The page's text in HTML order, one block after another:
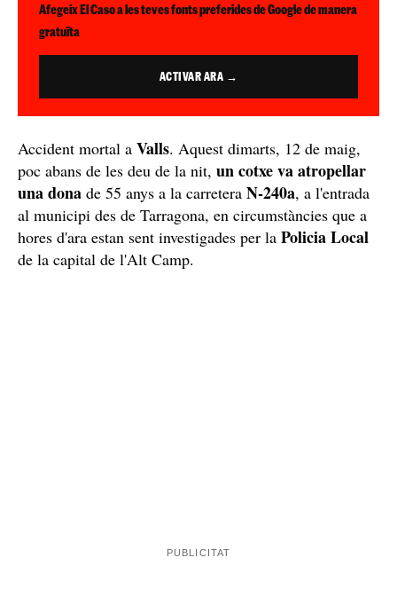
Afegeix El Caso a les teves fonts preferides de Google de manera
gratuïta
ACTIVAR ARA →
Accident mortal a Valls. Aquest dimarts, 12 de maig,
poc abans de les deu de la nit, un cotxe va atropellar
una dona de 55 anys a la carretera N-240a, a l'entrada
al municipi des de Tarragona, en circumstàncies que a
hores d'ara estan sent investigades per la Policia Local
de la capital de l'Alt Camp.